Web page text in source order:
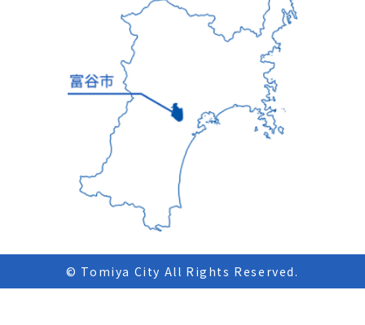
© Tomiya City All Rights Reserved.